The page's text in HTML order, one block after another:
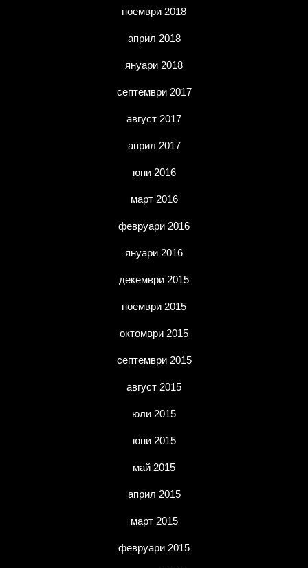
ноември 2018
април 2018
януари 2018
септември 2017
август 2017
април 2017
юни 2016
март 2016
февруари 2016
януари 2016
декември 2015
ноември 2015
октомври 2015
септември 2015
август 2015
юли 2015
юни 2015
май 2015
април 2015
март 2015
февруари 2015